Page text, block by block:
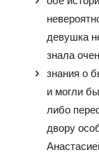
девушка
знала
знания о
и могли
либо
двору